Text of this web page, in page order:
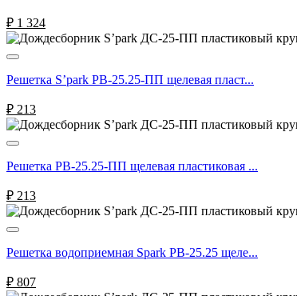
₽ 1 324
Решетка S’park РВ-25.25-ПП щелевая пласт...
₽ 213
Решетка РВ-25.25-ПП щелевая пластиковая ...
₽ 213
Решетка водоприемная Spark РВ-25.25 щеле...
₽ 807